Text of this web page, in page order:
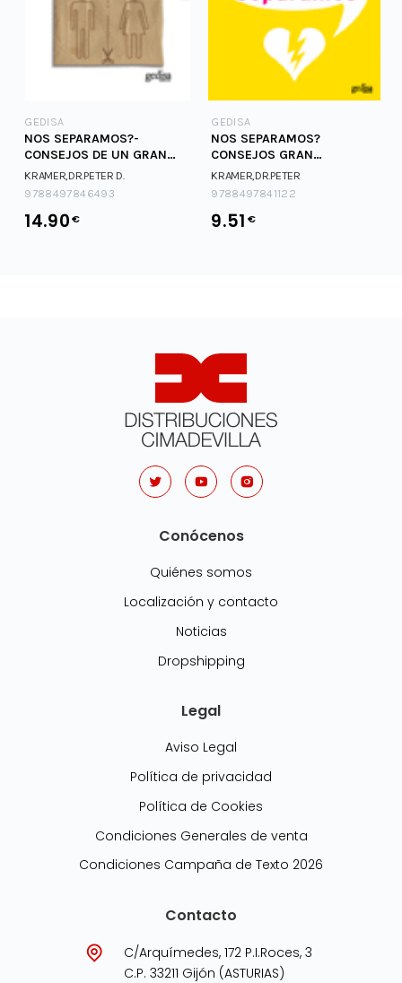
GEDISA
NOS SEPARAMOS?-
CONSEJOS DE UN GRAN
ESPECIALISTA PARA
AFRONTA
KRAMER,DR.PETER D.
9788497846493
14.90€
GEDISA
NOS SEPARAMOS?
CONSEJOS GRAN
ESPECIALISTA
KRAMER,DR.PETER
9788497841122
9.51 €
Conócenos
Quiénes somos
Localización y contacto
Noticias
Dropshipping
Legal
Aviso Legal
Política de privacidad
Política de Cookies
Condiciones Generales de venta
Condiciones Campaña de Texto 2026
Contacto
C/Arquímedes, 172 P.I.Roces, 3
C.P. 33211 Gijón (ASTURIAS)